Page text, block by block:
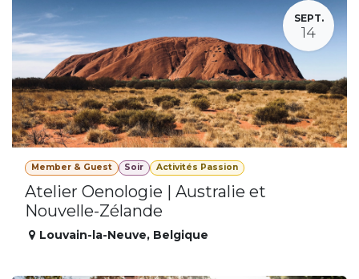
SEPT.
14
Member & Guest Soir Activités Passion
Atelier Oenologie | Australie et
Nouvelle-Zélande
Louvain-la-Neuve, Belgique